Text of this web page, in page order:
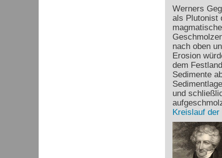
Werners
als Plutonist
nach oben
Erosion
dem
Sedimente
und
Kreislauf der